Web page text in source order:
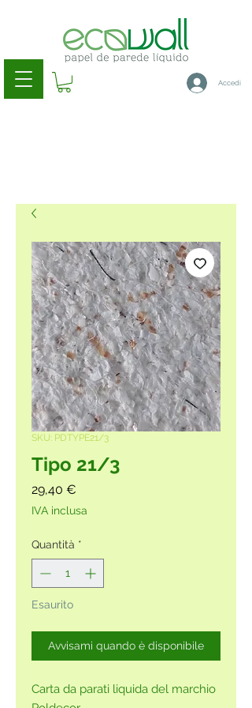
Accedi
SKU: PDTYPE21/3
Tipo 21/3
29,40 €
IVA inclusa
Quantità *
Esaurito
Avvisami quando è disponibile
Carta da parati liquida del marchio